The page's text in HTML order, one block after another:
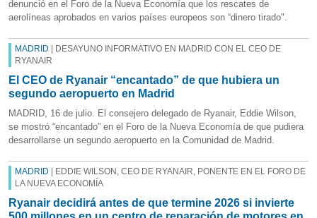
denunció en el Foro de la Nueva Economía que los rescates de
aerolíneas aprobados en varios países europeos son “dinero tirado".
MADRID | DESAYUNO INFORMATIVO EN MADRID CON EL CEO DE
RYANAIR
El CEO de Ryanair “encantado” de que hubiera un
segundo aeropuerto en Madrid
MADRID, 16 de julio. El consejero delegado de Ryanair, Eddie Wilson,
se mostró “encantado” en el Foro de la Nueva Economía de que pudiera
desarrollarse un segundo aeropuerto en la Comunidad de Madrid.
MADRID | EDDIE WILSON, CEO DE RYANAIR, PONENTE EN EL FORO DE
LA NUEVA ECONOMÍA
Ryanair decidirá antes de que termine 2026 si invierte